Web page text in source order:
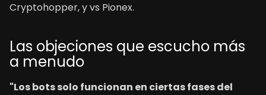
Cryptohopper, y vs Pionex.
Las objeciones que escucho más
a menudo
"Los bots solo funcionan en ciertas fases del